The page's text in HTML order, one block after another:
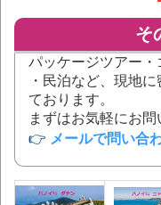
そ
パッケージツアー
・民泊など、現地
ております。
まずはお気軽にお問
👉 メールで問い合